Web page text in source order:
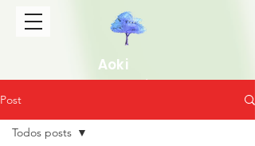
Aoki
Gakkai
Post
Todos posts